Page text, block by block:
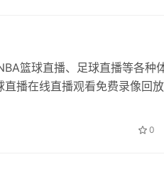
篮球直播、足球直播等各种
播在线直播观看免费录像回放
0